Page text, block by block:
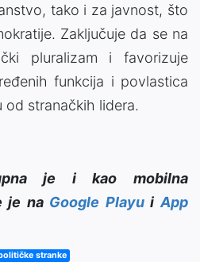
tako i za javnost, što
Zaključuje da se na
pluralizam i favorizuje
funkcija i povlastica
stranačkih lidera.
je i kao mobilna
je na Google PlayuiApp
stranke